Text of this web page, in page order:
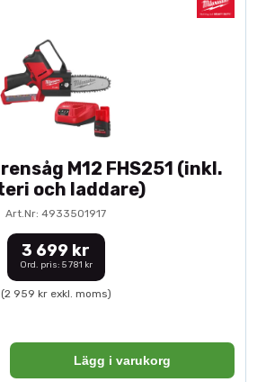
M12 FHS251 (inkl.
och laddare)
Art.Nr: 4933501917
3 699 kr
Ord. pris: 5 781 kr
(2 959 kr exkl. moms)
Lägg i varukorg